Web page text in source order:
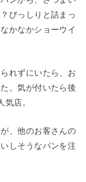
びっしりと詰まっ
かなかショーウイ
れずにいたら、お
。気が付いたら後
店。
、他のお客さんの
しそうなパンを注